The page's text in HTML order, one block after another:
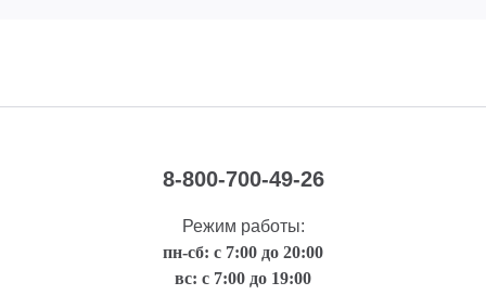
8-800-700-49-26
Режим работы:
пн-сб: с 7:00 до 20:00
вс: с 7:00 до 19:00